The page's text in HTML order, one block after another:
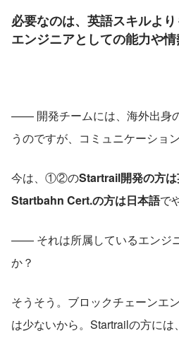
必要なのは、英語スキルより
エンジニアとしての能力や
—— 開発チームには、海外出身
うのですが、コミュニケーショ
今は、①②のStartrail開発の方
Startbahn Cert.の方は日本語で
—— それは所属しているエンジ
か？
そうそう。ブロックチェーンエ
は少ないから。Startrailの方に